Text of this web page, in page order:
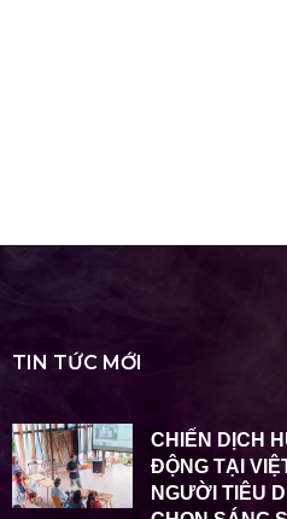
TIN TỨC MỚI
CHIẾN DỊCH
ĐỘNG TẠI
NGƯỜI TIÊU